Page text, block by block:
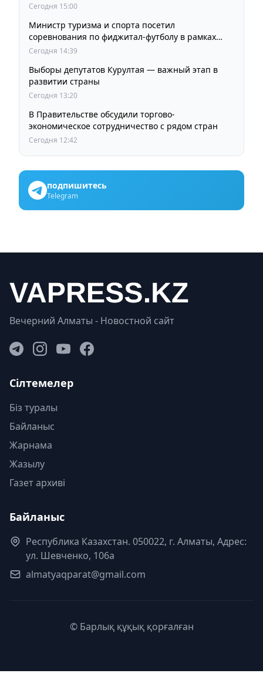
Сегодня 15:00
Министр туризма и спорта посетил
соревнования по фиджитал-футболу в рамках
«Игр Будущего 2026»
Сегодня 14:39
Выборы депутатов Курултая — важный этап в
развитии страны
Сегодня 13:20
В Правительстве обсудили торгово-
экономическое сотрудничество с рядом стран
Сегодня 12:42
подпишитесь
Telegram
Вечерний Алматы - Новостной сайт
Сілтемелер
Біз туралы
Байланыс
Жарнама
Жазылу
Газет архиві
Байланыс
Республика Казахстан. 050022, г. Алматы, Адрес:
ул. Шевченко, 106а
almatyaqparat@gmail.com
© Барлық құқық қорғалған